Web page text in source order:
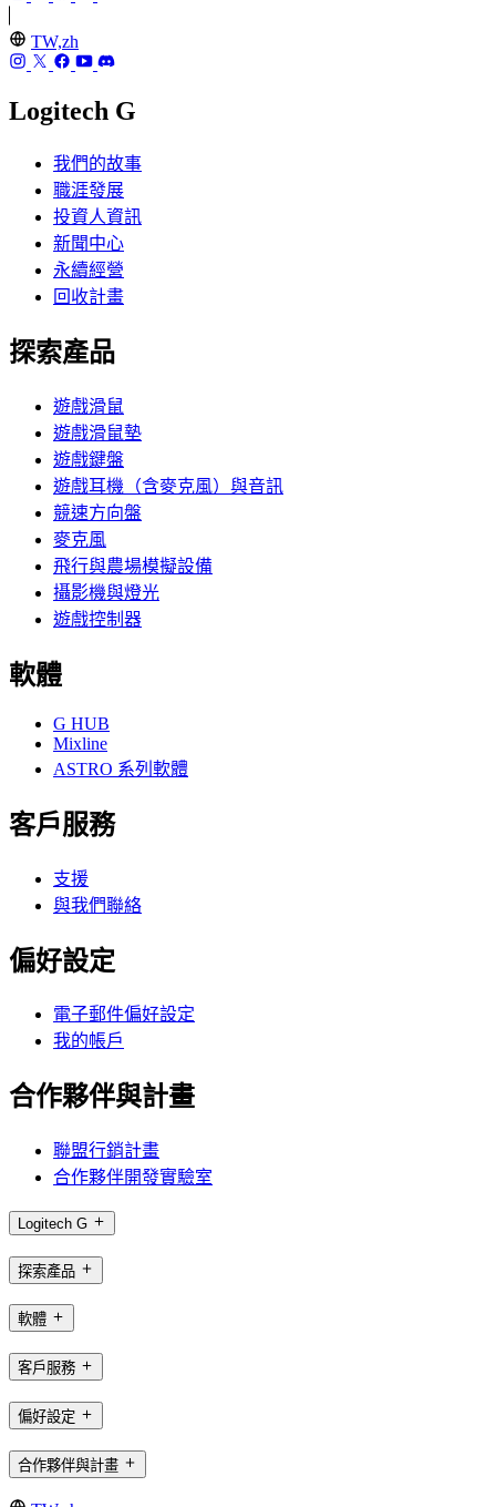
TW,zh
Logitech G
我們的故事
職涯發展
投資人資訊
新聞中心
永續經營
回收計畫
探索產品
遊戲滑鼠
遊戲滑鼠墊
遊戲鍵盤
遊戲耳機（含麥克風）與音訊
競速方向盤
麥克風
飛行與農場模擬設備
攝影機與燈光
遊戲控制器
軟體
G HUB
Mixline
ASTRO 系列軟體
客戶服務
支援
與我們聯絡
偏好設定
電子郵件偏好設定
我的帳戶
合作夥伴與計畫
聯盟行銷計畫
合作夥伴開發實驗室
Logitech G
探索產品
軟體
客戶服務
偏好設定
合作夥伴與計畫